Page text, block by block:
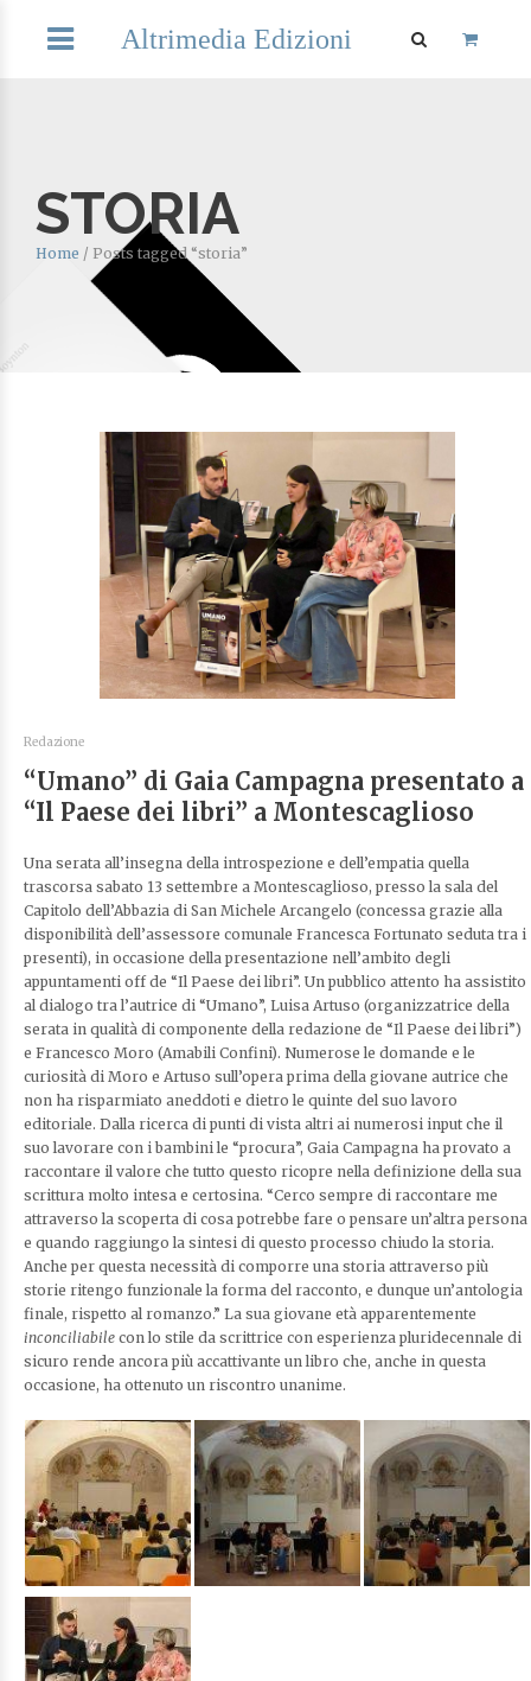
Altrimedia Edizioni
STORIA
Home / Posts tagged “storia”
Redazione
“Umano” di Gaia Campagna presentato a
“Il Paese dei libri” a Montescaglioso
Una serata all’insegna della introspezione e dell’empatia quella
trascorsa sabato 13 settembre a Montescaglioso, presso la sala del
Capitolo dell’Abbazia di San Michele Arcangelo (concessa grazie alla
disponibilità dell’assessore comunale Francesca Fortunato seduta tra i
presenti), in occasione della presentazione nell’ambito degli
appuntamenti off de “Il Paese dei libri”. Un pubblico attento ha assistito
al dialogo tra l’autrice di “Umano”, Luisa Artuso (organizzatrice della
serata in qualità di componente della redazione de “Il Paese dei libri”)
e Francesco Moro (Amabili Confini). Numerose le domande e le
curiosità di Moro e Artuso sull’opera prima della giovane autrice che
non ha risparmiato aneddoti e dietro le quinte del suo lavoro
editoriale. Dalla ricerca di punti di vista altri ai numerosi input che il
suo lavorare con i bambini le “procura”, Gaia Campagna ha provato a
raccontare il valore che tutto questo ricopre nella definizione della sua
scrittura molto intesa e certosina. “Cerco sempre di raccontare me
attraverso la scoperta di cosa potrebbe fare o pensare un’altra persona
e quando raggiungo la sintesi di questo processo chiudo la storia.
Anche per questa necessità di comporre una storia attraverso più
storie ritengo funzionale la forma del racconto, e dunque un’antologia
finale, rispetto al romanzo.” La sua giovane età apparentemente
inconciliabile con lo stile da scrittrice con esperienza pluridecennale di
sicuro rende ancora più accattivante un libro che, anche in questa
occasione, ha ottenuto un riscontro unanime.